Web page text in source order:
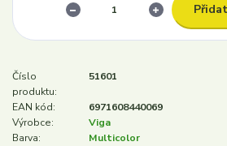
Číslo
produktu:
51601
EAN kód:
6971608440069
Výrobce:
Viga
Barva:
Multicolor